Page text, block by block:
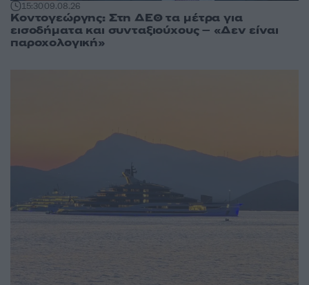
15:3009.08.26
Κοντογεώργης: Στη ΔΕΘ τα μέτρα για
εισοδήματα και συνταξιούχους – «Δεν είναι
παροχολογική»